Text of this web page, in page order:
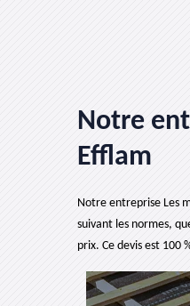
Notre
Efflam
Notre entreprise Les
suivant les normes,
prix. Ce devis est 100